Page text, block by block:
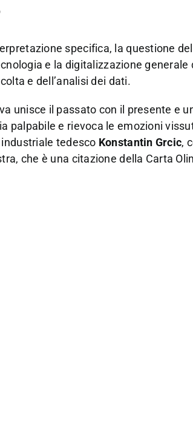
specifica, la questione
e la digitalizzazione
e dell’analisi dei dati.
unisce il passato con il presente e
palpabile e rievoca le emozioni
tedesco Konstantin Grcic,
che è una citazione della Carta